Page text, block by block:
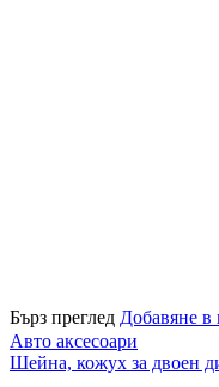
Бърз преглед Добавяне в
Авто аксесоари
Шейна, кожух за двоен